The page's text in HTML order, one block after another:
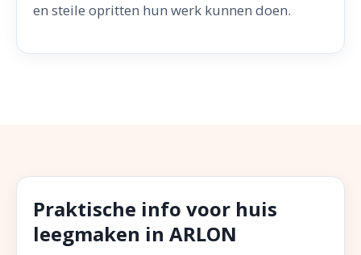
en steile opritten hun werk kunnen doen.
Praktische info voor huis
leegmaken in ARLON